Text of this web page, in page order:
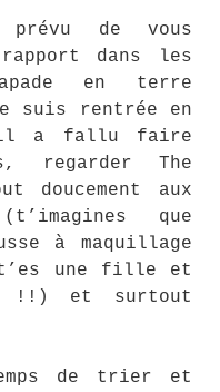
prévu de vous
dans les
en terre
suis rentrée en
il a fallu faire
regarder The
doucement aux
que
à maquillage
une fille et
!!) et surtout
de trier et